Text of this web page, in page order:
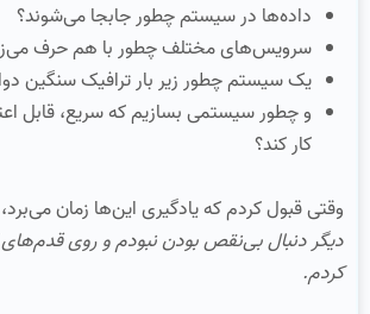
داده‌ها در سیستم چطور جابجا می‌شوند؟
سرویس‌های مختلف چطور با هم حرف
یک سیستم چطور زیر بار ترافیک سنگین
و چطور سیستمی بسازیم که سریع، قابل
کار کند؟
وقتی قبول کردم که یادگیری این‌ها زمان
دیگر دنبال بی‌نقص بودن نبودم و روی
کردم.